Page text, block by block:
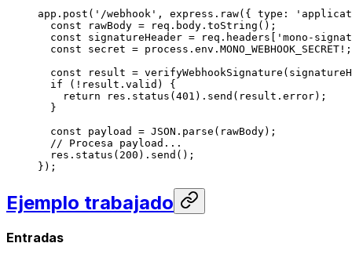
app. post ( '/webhook' , express. raw({ type:
  const
rawBody = req.body. toString ();
  const
signatureHeader = req.headers[
'mono-
  const
secret = process.env. MONO_WEBHOOK_SECRET ! ;
  const
result = verifyWebhookSignature
  if
( ! result.valid) {
    return
res. status ( 401 ). send (result.error);
  }
  const
payload = JSON . parse (rawBody);
  // Procesa payload...
  res.
status ( 200 ). send ();
});
Ejemplo trabajado
Entradas